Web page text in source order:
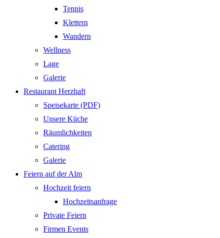
Tennis
Klettern
Wandern
Wellness
Lage
Galerie
Restaurant Herzhaft
Speisekarte (PDF)
Unsere Küche
Räumlichkeiten
Catering
Galerie
Feiern auf der Alm
Hochzeit feiern
Hochzeitsanfrage
Private Feiern
Firmen Events